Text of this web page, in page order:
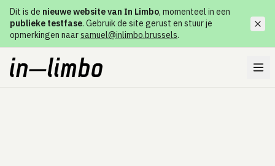
Dit is de nieuwe website van In Limbo, momenteel in een
publieke testfase. Gebruik de site gerust en stuur je
opmerkingen naarsamuel@inlimbo.brussels.